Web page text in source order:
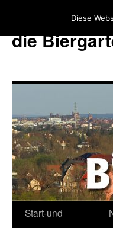
die
Zum
Start-und
Diese